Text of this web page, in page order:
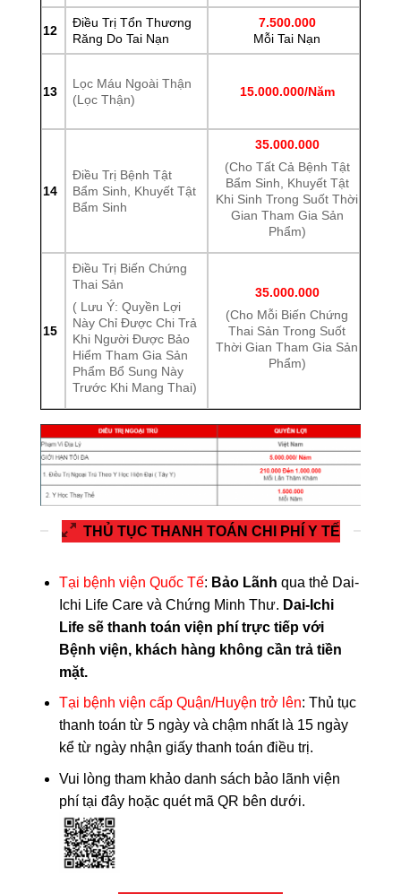
12
Điều Trị Tổn Thương
Răng Do Tai Nạn
7.500.000
Mỗi Tai Nạn
13
Lọc Máu Ngoài Thận
(Lọc Thận)
15.000.000/Năm
14
Điều Trị Bệnh Tật
Bẩm Sinh, Khuyết Tật
Bẩm Sinh
35.000.000
(Cho Tất Cả Bệnh Tật
Bẩm Sinh, Khuyết Tật
Khi Sinh Trong Suốt Thời
Gian Tham Gia Sản
Phẩm)
15
Điều Trị Biến Chứng
Thai Sản
( Lưu Ý: Quyền Lợi
Này Chỉ Được Chi Trả
Khi Người Được Bảo
Hiểm Tham Gia Sản
Phẩm Bổ Sung Này
Trước Khi Mang Thai)
35.000.000
(Cho Mỗi Biến Chứng
Thai Sản Trong Suốt
Thời Gian Tham Gia Sản
Phẩm)
THỦ TỤC THANH TOÁN CHI PHÍ Y TẾ
Tại bệnh viện Quốc Tế: Bảo Lãnh qua thẻ Dai-
Ichi Life Care và Chứng Minh Thư. Dai-Ichi
Life sẽ thanh toán viện phí trực tiếp với
Bệnh viện, khách hàng không cần trả tiền
mặt.
Tại bệnh viện cấp Quận/Huyện trở lên: Thủ tục
thanh toán từ 5 ngày và chậm nhất là 15 ngày
kể từ ngày nhận giấy thanh toán điều trị.
Vui lòng tham khảo danh sách bảo lãnh viện
phí tại đâyhoặc quét mã QR bên dưới.